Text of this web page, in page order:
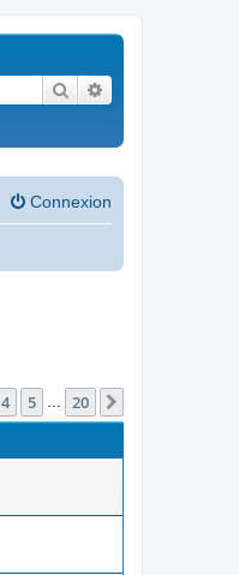
Rechercher
Connexion
4 5 … 20